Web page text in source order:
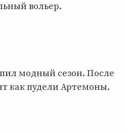
вольер.
модный сезон. После
как пудели Артемоны.